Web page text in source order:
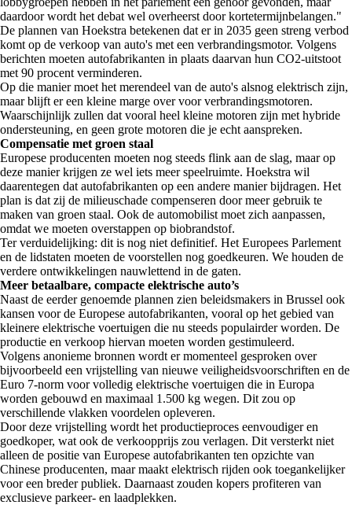
daardoor wordt het debat wel overheerst door kortetermijnbelangen."
De plannen van Hoekstra betekenen dat er in 2035 geen streng verbod
komt op de verkoop van auto's met een verbrandingsmotor. Volgens
berichten moeten autofabrikanten in plaats daarvan hun CO2-uitstoot
met 90 procent verminderen.
Op die manier moet het merendeel van de auto's alsnog elektrisch zijn,
maar blijft er een kleine marge over voor verbrandingsmotoren.
Waarschijnlijk zullen dat vooral heel kleine motoren zijn met hybride
ondersteuning, en geen grote motoren die je echt aanspreken.
Compensatie met groen staal
Europese producenten moeten nog steeds flink aan de slag, maar op
deze manier krijgen ze wel iets meer speelruimte. Hoekstra wil
daarentegen dat autofabrikanten op een andere manier bijdragen. Het
plan is dat zij de milieuschade compenseren door meer gebruik te
maken van groen staal. Ook de automobilist moet zich aanpassen,
omdat we moeten overstappen op biobrandstof.
Ter verduidelijking: dit is nog niet definitief. Het Europees Parlement
en de lidstaten moeten de voorstellen nog goedkeuren. We houden de
verdere ontwikkelingen nauwlettend in de gaten.
Meer betaalbare, compacte elektrische auto’s
Naast de eerder genoemde plannen zien beleidsmakers in Brussel ook
kansen voor de Europese autofabrikanten, vooral op het gebied van
kleinere elektrische voertuigen die nu steeds populairder worden. De
productie en verkoop hiervan moeten worden gestimuleerd.
Volgens anonieme bronnen wordt er momenteel gesproken over
bijvoorbeeld een vrijstelling van nieuwe veiligheidsvoorschriften en de
Euro 7-norm voor volledig elektrische voertuigen die in Europa
worden gebouwd en maximaal 1.500 kg wegen. Dit zou op
verschillende vlakken voordelen opleveren.
Door deze vrijstelling wordt het productieproces eenvoudiger en
goedkoper, wat ook de verkoopprijs zou verlagen. Dit versterkt niet
alleen de positie van Europese autofabrikanten ten opzichte van
Chinese producenten, maar maakt elektrisch rijden ook toegankelijker
voor een breder publiek. Daarnaast zouden kopers profiteren van
exclusieve parkeer- en laadplekken.